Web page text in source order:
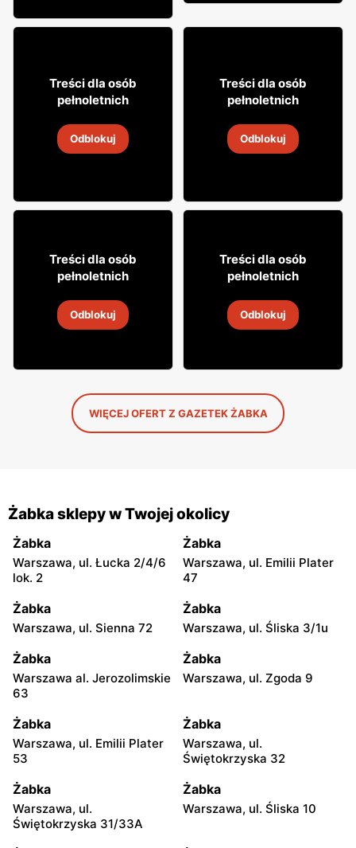
3199
Napój alkoholowy Soplica
18 sie 2026
Treści dla osób
pełnoletnich
Odblokuj
2999
Wódka Żołądkowa Gorzka
18 sie 2026
Treści dla osób
pełnoletnich
Odblokuj
49 99
18 sie 2026
Treści dla osób
pełnoletnich
Odblokuj
7 99
18 sie 2026
Treści dla osób
pełnoletnich
Odblokuj
WIĘCEJ OFERT Z GAZETEK ŻABKA
Żabka sklepy w Twojej okolicy
Żabka
Warszawa, ul. Łucka 2/4/6
lok. 2
Żabka
Warszawa, ul. Emilii Plater
47
Żabka
Warszawa, ul. Sienna 72
Żabka
Warszawa, ul. Śliska 3/1u
Żabka
Warszawa al. Jerozolimskie
63
Żabka
Warszawa, ul. Zgoda 9
Żabka
Warszawa, ul. Emilii Plater
53
Żabka
Warszawa, ul.
Świętokrzyska 32
Żabka
Warszawa, ul.
Świętokrzyska 31/33A
Żabka
Warszawa, ul. Śliska 10